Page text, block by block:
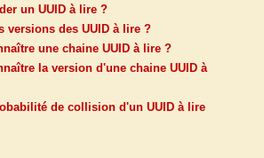
un UUID à lire ?
versions des UUID à lire ?
une chaine UUID à lire ?
la version d'une chaine UUID à
de collision d'un UUID à lire